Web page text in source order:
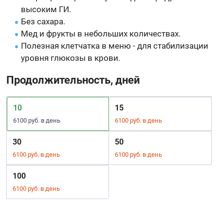
высоким ГИ.
Без сахара.
Мед и фрукты в небольших количествах.
Полезная клетчатка в меню - для стабилизации
уровня глюкозы в крови.
Продолжительность, дней
10
6100 руб. в день
15
6100 руб. в день
30
6100 руб. в день
50
6100 руб. в день
100
6100 руб. в день